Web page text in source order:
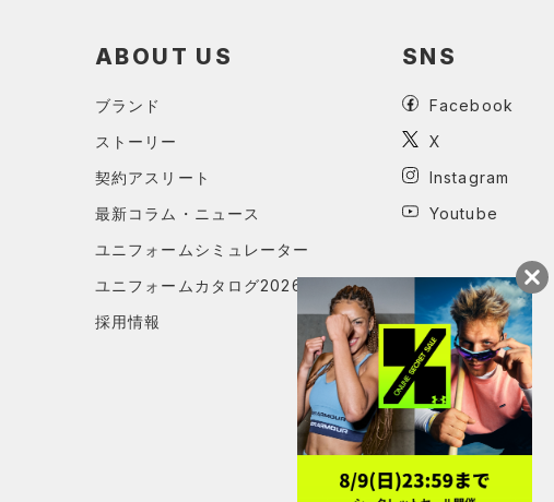
ABOUT US
ブランド
ストーリー
契約アスリート
最新コラム・ニュース
ユニフォームシミュレーター
ユニフォームカタログ2026
採用情報
SNS
Facebook
X
Instagram
Youtube